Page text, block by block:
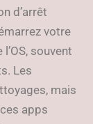
d’arrêt
votre
souvent
Les
mais
apps